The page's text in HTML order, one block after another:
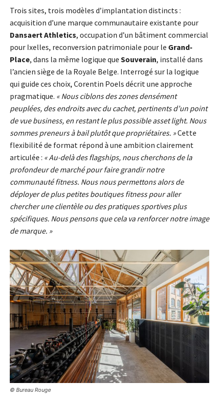
Trois sites, trois modèles d’implantation distincts :
acquisition d’une marque communautaire existante pour
Dansaert Athletics, occupation d’un bâtiment commercial
pour Ixelles, reconversion patrimoniale pour le Grand-
Place, dans la même logique que Souverain, installé dans
l’ancien siège de la Royale Belge. Interrogé sur la logique
qui guide ces choix, Corentin Poels décrit une approche
pragmatique. « Nous ciblons des zones densément
peuplées, des endroits avec du cachet, pertinents d’un point
de vue business, en restant le plus possible asset light. Nous
sommes preneurs à bail plutôt que propriétaires. »Cette
flexibilité de format répond à une ambition clairement
articulée : « Au-delà des flagships, nous cherchons de la
profondeur de marché pour faire grandir notre
communauté fitness. Nous nous permettons alors de
déployer de plus petites boutiques fitness pour aller
chercher une clientèle ou des pratiques sportives plus
spécifiques. Nous pensons que cela va renforcer notre image
de marque. »
© Bureau Rouge